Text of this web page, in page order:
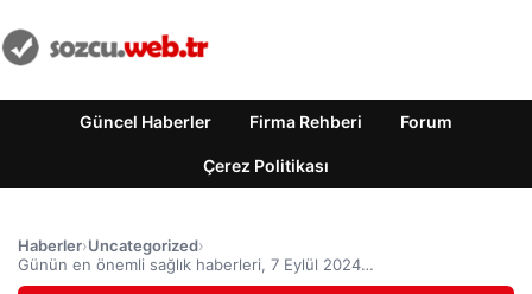
Güncel Haberler Firma Rehberi Forum
Çerez Politikası
Haberler›Uncategorized›
Günün en önemli sağlık haberleri, 7 Eylül 2024…